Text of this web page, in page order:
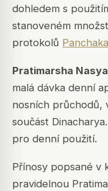
dohledem s
stanoveném
protokolů
Pratimarsha
malá dávka denní
nosních průchodů,
součást
pro denní použití.
Přínosy popsané v
pravidelnou